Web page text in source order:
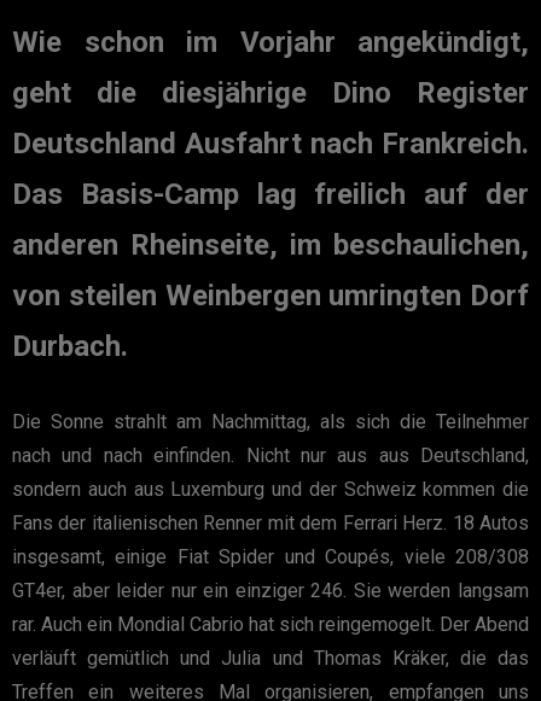
Wie schon im Vorjahr angekündigt,
geht die diesjährige Dino Register
Deutschland Ausfahrt nach Frankreich.
Das Basis-Camp lag freilich auf der
anderen Rheinseite, im beschaulichen,
von steilen Weinbergen umringten Dorf
Durbach.
Die Sonne strahlt am Nachmittag, als sich die Teilnehmer
nach und nach einfinden. Nicht nur aus aus Deutschland,
sondern auch aus Luxemburg und der Schweiz kommen die
Fans der italienischen Renner mit dem Ferrari Herz. 18 Autos
insgesamt, einige Fiat Spider und Coupés, viele 208/308
GT4er, aber leider nur ein einziger 246. Sie werden langsam
rar. Auch ein Mondial Cabrio hat sich reingemogelt. Der Abend
verläuft gemütlich und Julia und Thomas Kräker, die das
Treffen ein weiteres Mal organisieren, empfangen uns